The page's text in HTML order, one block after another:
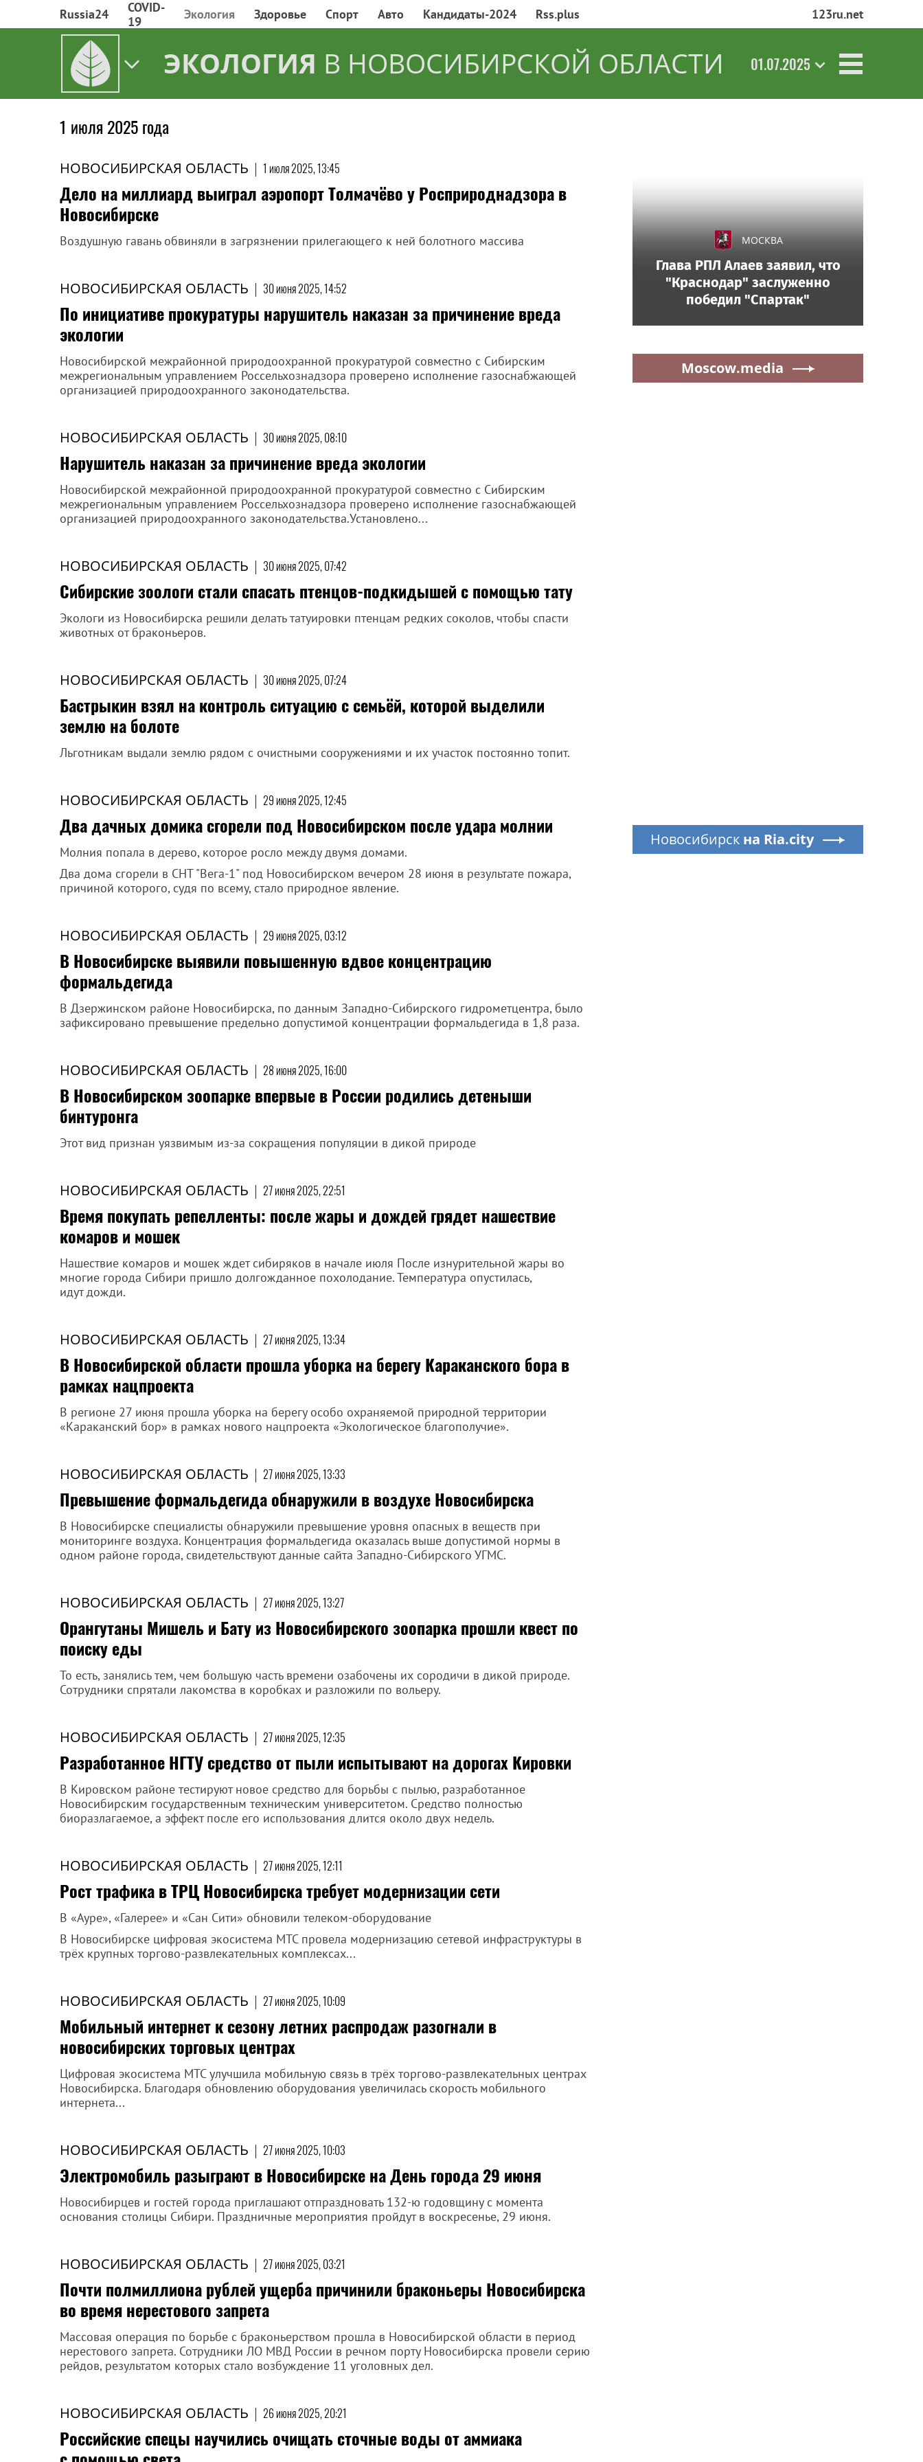
Russia24
COVID-
19
Экология Здоровье Спорт Авто Кандидаты-2024 Rss.plus 123ru.net
ЭКОЛОГИЯ В НОВОСИБИРСКОЙ ОБЛАСТИ 01.07.2025
1 июля 2025 года
НОВОСИБИРСКАЯ ОБЛАСТЬ | 1 июля 2025, 13:45
Дело на миллиард выиграл аэропорт Толмачёво у Росприроднадзора в
Новосибирске
Воздушную гавань обвиняли в загрязнении прилегающего к ней болотного массива
НОВОСИБИРСКАЯ ОБЛАСТЬ | 30 июня 2025, 14:52
По инициативе прокуратуры нарушитель наказан за причинение вреда
экологии
Новосибирской межрайонной природоохранной прокуратурой совместно с Сибирским
межрегиональным управлением Россельхознадзора проверено исполнение газоснабжающей
организацией природоохранного законодательства.
НОВОСИБИРСКАЯ ОБЛАСТЬ | 30 июня 2025, 08:10
Нарушитель наказан за причинение вреда экологии
Новосибирской межрайонной природоохранной прокуратурой совместно с Сибирским
межрегиональным управлением Россельхознадзора проверено исполнение газоснабжающей
организацией природоохранного законодательства.Установлено...
НОВОСИБИРСКАЯ ОБЛАСТЬ | 30 июня 2025, 07:42
Сибирские зоологи стали спасать птенцов-подкидышей с помощью тату
Экологи из Новосибирска решили делать татуировки птенцам редких соколов, чтобы спасти
животных от браконьеров.
НОВОСИБИРСКАЯ ОБЛАСТЬ | 30 июня 2025, 07:24
Бастрыкин взял на контроль ситуацию с семьёй, которой выделили
землю на болоте
Льготникам выдали землю рядом с очистными сооружениями и их участок постоянно топит.
НОВОСИБИРСКАЯ ОБЛАСТЬ | 29 июня 2025, 12:45
Два дачных домика сгорели под Новосибирском после удара молнии
Молния попала в дерево, которое росло между двумя домами.
Два дома сгорели в СНТ "Вега-1" под Новосибирском вечером 28 июня в результате пожара,
причиной которого, судя по всему, стало природное явление.
НОВОСИБИРСКАЯ ОБЛАСТЬ | 29 июня 2025, 03:12
В Новосибирске выявили повышенную вдвое концентрацию
формальдегида
В Дзержинском районе Новосибирска, по данным Западно-Сибирского гидрометцентра, было
зафиксировано превышение предельно допустимой концентрации формальдегида в 1,8 раза.
НОВОСИБИРСКАЯ ОБЛАСТЬ | 28 июня 2025, 16:00
В Новосибирском зоопарке впервые в России родились детеныши
бинтуронга
Этот вид признан уязвимым из-за сокращения популяции в дикой природе
НОВОСИБИРСКАЯ ОБЛАСТЬ | 27 июня 2025, 22:51
Время покупать репелленты: после жары и дождей грядет нашествие
комаров и мошек
Нашествие комаров и мошек ждет сибиряков в начале июля После изнурительной жары во
многие города Сибири пришло долгожданное похолодание. Температура опустилась,
идут дожди.
НОВОСИБИРСКАЯ ОБЛАСТЬ | 27 июня 2025, 13:34
В Новосибирской области прошла уборка на берегу Караканского бора в
рамках нацпроекта
В регионе 27 июня прошла уборка на берегу особо охраняемой природной территории
«Караканский бор» в рамках нового нацпроекта «Экологическое благополучие».
НОВОСИБИРСКАЯ ОБЛАСТЬ | 27 июня 2025, 13:33
Превышение формальдегида обнаружили в воздухе Новосибирска
В Новосибирске специалисты обнаружили превышение уровня опасных в веществ при
мониторинге воздуха. Концентрация формальдегида оказалась выше допустимой нормы в
одном районе города, свидетельствуют данные сайта Западно-Сибирского УГМС.
НОВОСИБИРСКАЯ ОБЛАСТЬ | 27 июня 2025, 13:27
Орангутаны Мишель и Бату из Новосибирского зоопарка прошли квест по
поиску еды
То есть, занялись тем, чем большую часть времени озабочены их сородичи в дикой природе.
Сотрудники спрятали лакомства в коробках и разложили по вольеру.
НОВОСИБИРСКАЯ ОБЛАСТЬ | 27 июня 2025, 12:35
Разработанное НГТУ средство от пыли испытывают на дорогах Кировки
В Кировском районе тестируют новое средство для борьбы с пылью, разработанное
Новосибирским государственным техническим университетом. Средство полностью
биоразлагаемое, а эффект после его использования длится около двух недель.
НОВОСИБИРСКАЯ ОБЛАСТЬ | 27 июня 2025, 12:11
Рост трафика в ТРЦ Новосибирска требует модернизации сети
В «Ауре», «Галерее» и «Сан Сити» обновили телеком-оборудование
В Новосибирске цифровая экосистема МТС провела модернизацию сетевой инфраструктуры в
трёх крупных торгово-развлекательных комплексах...
НОВОСИБИРСКАЯ ОБЛАСТЬ | 27 июня 2025, 10:09
Мобильный интернет к сезону летних распродаж разогнали в
новосибирских торговых центрах
Цифровая экосистема МТС улучшила мобильную связь в трёх торгово-развлекательных центрах
Новосибирска. Благодаря обновлению оборудования увеличилась скорость мобильного
интернета...
НОВОСИБИРСКАЯ ОБЛАСТЬ | 27 июня 2025, 10:03
Электромобиль разыграют в Новосибирске на День города 29 июня
Новосибирцев и гостей города приглашают отпраздновать 132-ю годовщину с момента
основания столицы Сибири. Праздничные мероприятия пройдут в воскресенье, 29 июня.
НОВОСИБИРСКАЯ ОБЛАСТЬ | 27 июня 2025, 03:21
Почти полмиллиона рублей ущерба причинили браконьеры Новосибирска
во время нерестового запрета
Массовая операция по борьбе с браконьерством прошла в Новосибирской области в период
нерестового запрета. Сотрудники ЛО МВД России в речном порту Новосибирска провели серию
рейдов, результатом которых стало возбуждение 11 уголовных дел.
НОВОСИБИРСКАЯ ОБЛАСТЬ | 26 июня 2025, 20:21
Российские спецы научились очищать сточные воды от аммиака
МОСКВА
Глава РПЛ Алаев заявил, что
"Краснодар" заслуженно
победил "Спартак"
Moscow.media
Новосибирск на Ria.city